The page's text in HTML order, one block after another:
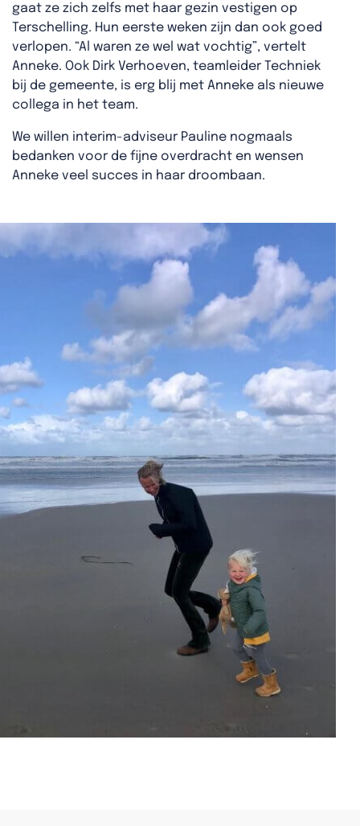
gaat ze zich zelfs met haar gezin vestigen op
Terschelling. Hun eerste weken zijn dan ook goed
verlopen. “Al waren ze wel wat vochtig”, vertelt
Anneke. Ook Dirk Verhoeven, teamleider Techniek
bij de gemeente, is erg blij met Anneke als nieuwe
collega in het team.
We willen interim-adviseur Pauline nogmaals
bedanken voor de fijne overdracht en wensen
Anneke veel succes in haar droombaan.